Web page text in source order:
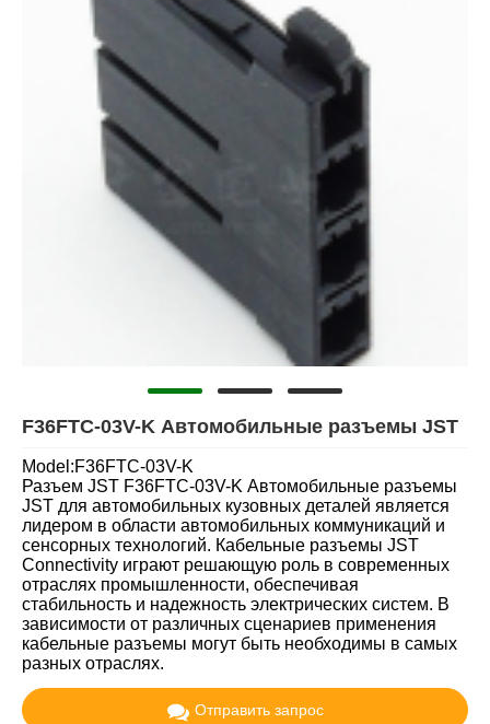
F36FTC-03V-K Автомобильные разъемы JST
Model:F36FTC-03V-K
Разъем JST F36FTC-03V-K Автомобильные разъемы
JST для автомобильных кузовных деталей является
лидером в области автомобильных коммуникаций и
сенсорных технологий. Кабельные разъемы JST
Connectivity играют решающую роль в современных
отраслях промышленности, обеспечивая
стабильность и надежность электрических систем. В
зависимости от различных сценариев применения
кабельные разъемы могут быть необходимы в самых
разных отраслях.
Отправить запрос